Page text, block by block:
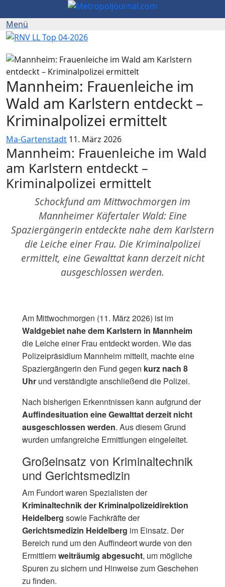
Mannheim: Frauenleiche im
Wald am Karlstern entdeckt –
Kriminalpolizei ermittelt
Ma-Gartenstadt 11. März 2026
Mannheim: Frauenleiche im Wald
am Karlstern entdeckt –
Kriminalpolizei ermittelt
Schockfund am Mittwochmorgen im
Mannheimer Käfertaler Wald: Eine
Spaziergängerin entdeckte nahe dem Karlstern
die Leiche einer Frau. Die Kriminalpolizei
ermittelt, eine Gewalttat kann derzeit nicht
ausgeschlossen werden.
Am Mittwochmorgen (11. März 2026) ist im
Waldgebiet nahe dem Karlstern in Mannheim
die Leiche einer Frau entdeckt worden. Wie das
Polizeipräsidium Mannheim mitteilt, machte eine
Spaziergängerin den Fund gegen kurz nach 8
Uhr und verständigte anschließend die Polizei.
Nach bisherigen Erkenntnissen kann aufgrund der
Auffindesituation eine Gewalttat derzeit nicht
ausgeschlossen werden. Aus diesem Grund
wurden umfangreiche Ermittlungen eingeleitet.
Großeinsatz von Kriminaltechnik
und Gerichtsmedizin
Am Fundort waren Spezialisten der
Kriminaltechnik der Kriminalpolizeidirektion
Heidelberg sowie Fachkräfte der
Gerichtsmedizin Heidelberg im Einsatz. Der
Bereich rund um den Auffindeort wurde von den
Ermittlern weiträumig abgesucht, um mögliche
Spuren zu sichern und Hinweise zum Geschehen
zu finden.